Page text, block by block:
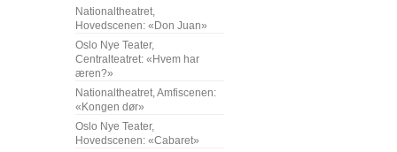
Nationaltheatret,
Hovedscenen: «Don Juan»
Oslo Nye Teater,
Centralteatret: «Hvem har
æren?»
Nationaltheatret, Amfiscenen:
«Kongen dør»
Oslo Nye Teater,
Hovedscenen: «Cabaret»